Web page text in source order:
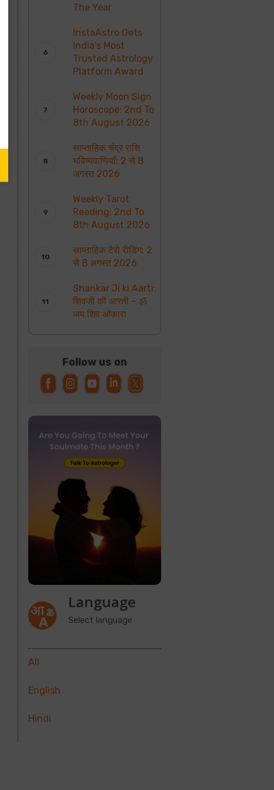
The Year
InstaAstro Gets
India’s Most
Trusted Astrology
Platform Award
Weekly Moon Sign
Horoscope: 2nd To
8th August 2026
साप्ताहिक चंद्र राशि
भविष्यवाणियाँ: 2 से 8
अगस्त 2026
Weekly Tarot
Reading: 2nd To
8th August 2026
साप्ताहिक टैरो रीडिंग: 2
से 8 अगस्त 2026
Shankar Ji ki Aarti:
शिवजी की आरती – ॐ
जय शिव ओंकारा
Follow us on
Language
Select language
All
English
Hindi